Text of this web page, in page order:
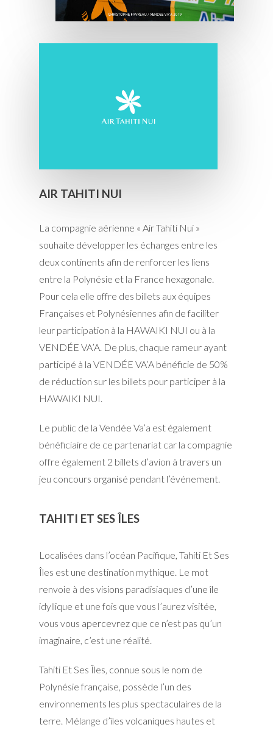
AIR TAHITI NUI
La compagnie aérienne « Air Tahiti Nui »
souhaite développer les échanges entre les
deux continents afin de renforcer les liens
entre la Polynésie et la France hexagonale.
Pour cela elle offre des billets aux équipes
Françaises et Polynésiennes afin de faciliter
leur participation à la HAWAIKI NUI ou à la
VENDÉE VA’A. De plus, chaque rameur ayant
participé à la VENDÉE VA’A bénéficie de 50%
de réduction sur les billets pour participer à la
HAWAIKI NUI.
Le public de la Vendée Va’a est également
bénéficiaire de ce partenariat car la compagnie
offre également 2 billets d’avion à travers un
jeu concours organisé pendant l’événement.
TAHITI ET SES ÎLES
Localisées dans l’océan Pacifique,Tahiti Et Ses
Îles est une destination mythique. Le mot
renvoie à des visions paradisiaques d’une île
idyllique et une fois que vous l’aurez visitée,
vous vous apercevrez que ce n’est pas qu’un
imaginaire, c’est une réalité.
Tahiti Et Ses Îles, connue sous le nom de
Polynésie française, possède l’un des
environnements les plus spectaculaires de la
terre. Mélange d’îles volcaniques hautes et